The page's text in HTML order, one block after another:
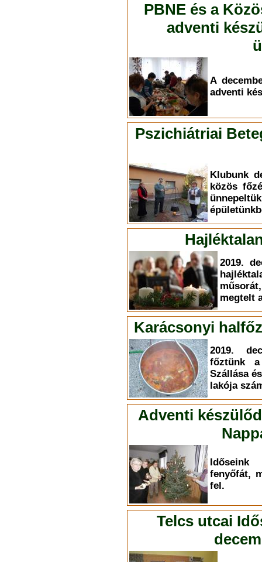
PBNE és a
adventi
A
adventi
Pszichiátriai
Klubunk
közös
2019.
megtelt
Karácsonyi
2019.
főztünk a
Szállása
lakója
Adventi
fenyőfát,
fel.
Telcs utcai